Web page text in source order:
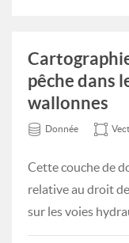
pêche dans
wallonnes
Donnée
Cette couche de
relative au droit
sur les voies